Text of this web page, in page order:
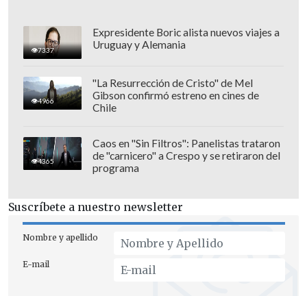
7337
Expresidente Boric alista nuevos viajes a
Uruguay y Alemania
4966
"La Resurrección de Cristo" de Mel
Gibson confirmó estreno en cines de
Chile
4365
Caos en "Sin Filtros": Panelistas trataron
de "carnicero" a Crespo y se retiraron del
programa
Suscríbete a nuestro newsletter
Nombre y apellido
E-mail